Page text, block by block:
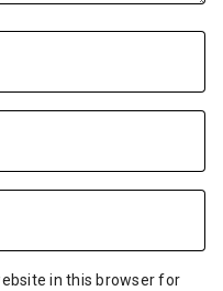
in this browser for